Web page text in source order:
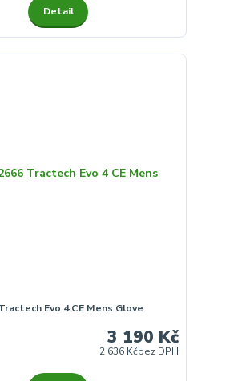
Detail
Evo 4 CE Mens Glove
3 190 Kč
2 636 Kčbez DPH